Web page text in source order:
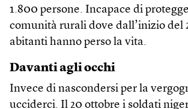
1.800 persone. Incapace di
comunità rurali dove dall’inizio del
abitanti hanno perso la vita.
Davanti agli occhi
Invece di nascondersi per la
ucciderci. Il 20 ottobre i soldati